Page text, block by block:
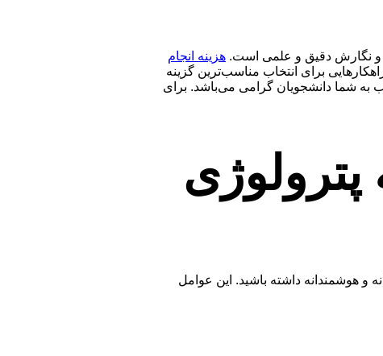
و نگارش دقیق و علمی است. هزینه انجام
برای انتخاب مناسب‌ترین گزینه
به شما دانشجویان گرامی می‌باشد. برای
پترولوژی
و هوشمندانه داشته باشید. این عوامل